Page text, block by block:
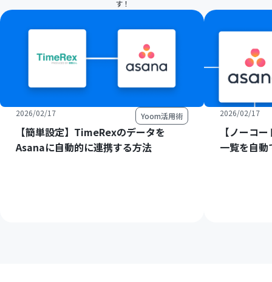
す！
2026/02/17 Yoom活用術
【簡単設定】TimeRexのデータを
Asanaに自動的に連携する方法
2026/02/17
【ノーコ
一覧を自